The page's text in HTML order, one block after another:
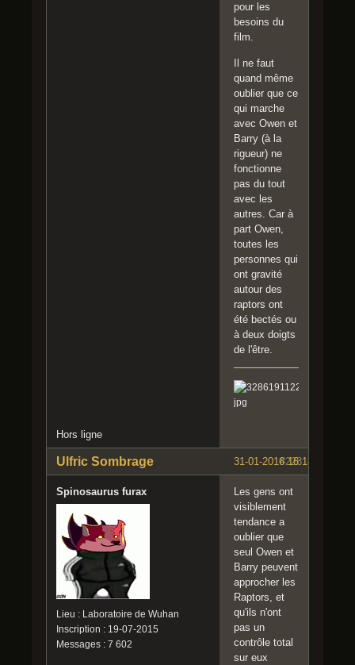
pour les
besoins du
film.
Il ne faut
quand même
oublier que ce
qui marche
avec Owen et
Barry (à la
rigueur) ne
fonctionne
pas du tout
avec les
autres. Car à
part Owen,
toutes les
personnes qui
ont gravité
autour des
raptors ont
été bectés ou
à deux doigts
de l'être.
Hors ligne
#228
31-01-2016 16:18:14
Ulfric Sombrage
Spinosaurus furax
Lieu : Laboratoire de Wuhan
Inscription : 19-07-2015
Messages : 7 602
Les gens ont
visiblement
tendance a
oublier que
seul Owen et
Barry peuvent
approcher les
Raptors, et
qu'ils n'ont
pas un
contrôle total
sur eux